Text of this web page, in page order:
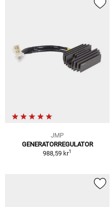
JMP
GENERATORREGULATOR
988,59 kr1